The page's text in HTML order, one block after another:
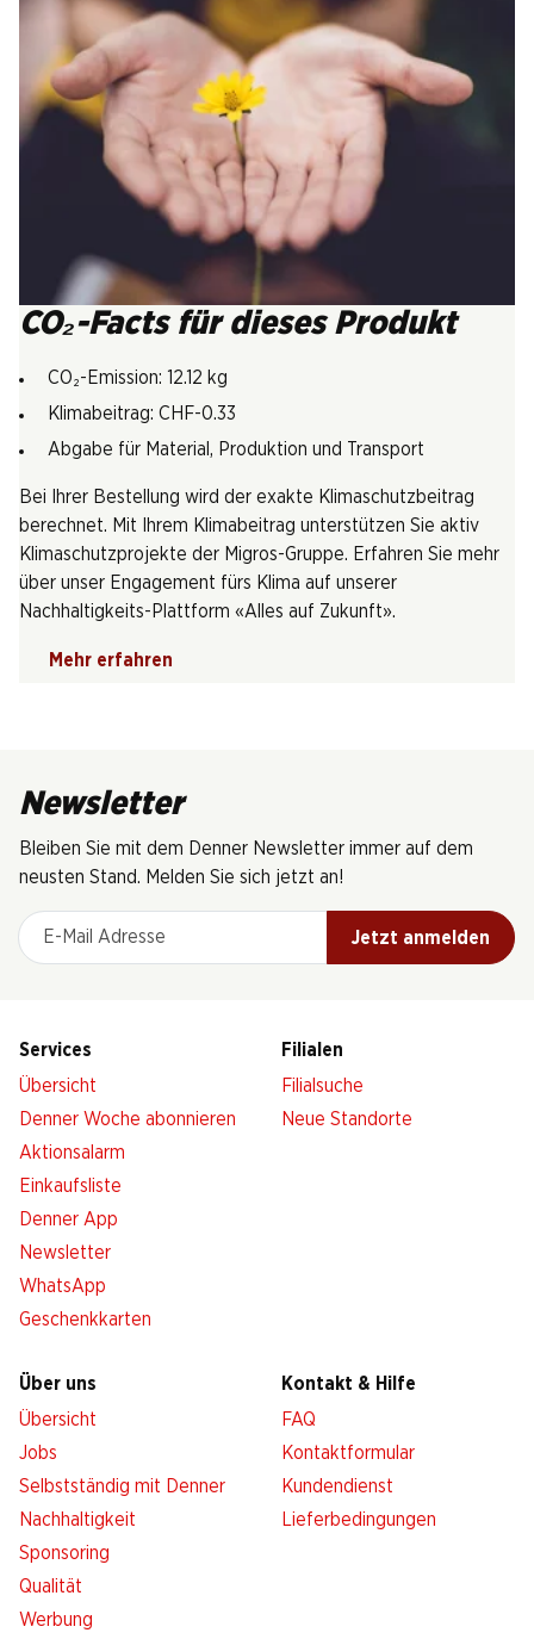
CO₂-Facts für dieses Produkt
CO₂-Emission: 12.12 kg
Klimabeitrag: CHF-0.33
Abgabe für Material, Produktion und Transport
Bei Ihrer Bestellung wird der exakte Klimaschutzbeitrag
berechnet. Mit Ihrem Klimabeitrag unterstützen Sie aktiv
Klimaschutzprojekte der Migros-Gruppe. Erfahren Sie mehr
über unser Engagement fürs Klima auf unserer
Nachhaltigkeits-Plattform «Alles auf Zukunft».
Mehr erfahren
Newsletter
Bleiben Sie mit dem Denner Newsletter immer auf dem
neusten Stand. Melden Sie sich jetzt an!
E-Mail Adresse
Jetzt anmelden
Services
Übersicht
Denner Woche abonnieren
Aktionsalarm
Einkaufsliste
Denner App
Newsletter
WhatsApp
Geschenkkarten
Filialen
Filialsuche
Neue Standorte
Über uns
Übersicht
Jobs
Selbstständig mit Denner
Nachhaltigkeit
Sponsoring
Qualität
Werbung
Kontakt & Hilfe
FAQ
Kontaktformular
Kundendienst
Lieferbedingungen